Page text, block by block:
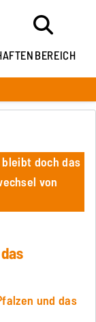
BEREICH
doch das
von
und das